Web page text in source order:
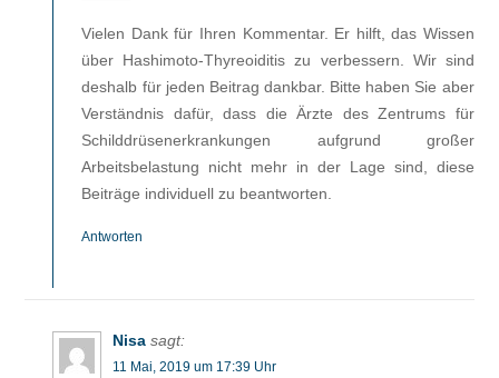
Vielen Dank für Ihren Kommentar. Er hilft, das Wissen
über Hashimoto-Thyreoiditis zu verbessern. Wir sind
deshalb für jeden Beitrag dankbar. Bitte haben Sie aber
Verständnis dafür, dass die Ärzte des Zentrums für
Schilddrüsenerkrankungen aufgrund großer
Arbeitsbelastung nicht mehr in der Lage sind, diese
Beiträge individuell zu beantworten.
Antworten
Nisa sagt:
11 Mai, 2019 um 17:39 Uhr